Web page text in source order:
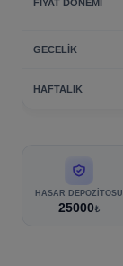
HASAR DEPOZITOSU
25000₺